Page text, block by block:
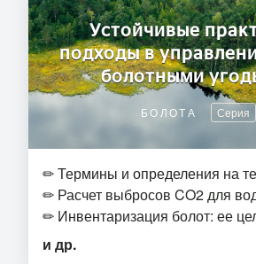
Устойчивые
подходы в
болотными
БОЛОТА Серия
✏Термины и определения на
✏ Расчет выбросов CO2 для
✏ Инвентаризация болот: ее
и др.